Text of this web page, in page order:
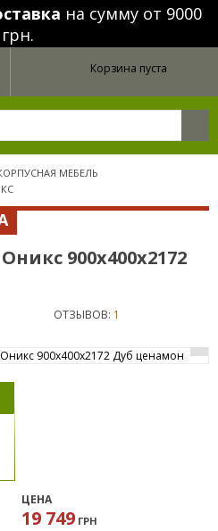
на сумму от 9000
грн.
Корзина пуста
МЕБЕЛЬ
900х400х2172
ОТЗЫВОВ: 1
ЦЕНА
19 749 ГРН